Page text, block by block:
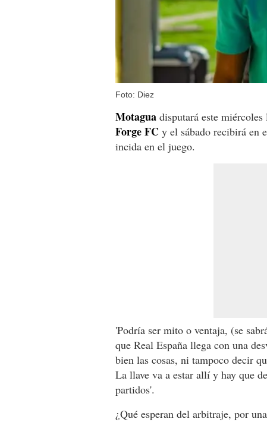
Foto: Diez
Motagua disputará este
Forge FC y el sábado recibirá en
incida en el juego.
'Podría ser mito o ventaja, (se
que Real España llega con una
bien las cosas, ni tampoco decir
La llave va a estar allí y hay que
partidos'.
¿Qué esperan del arbitraje, por